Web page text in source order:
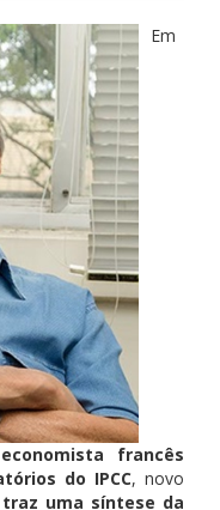
Em
francês
do IPCC, novo
traz uma síntese da